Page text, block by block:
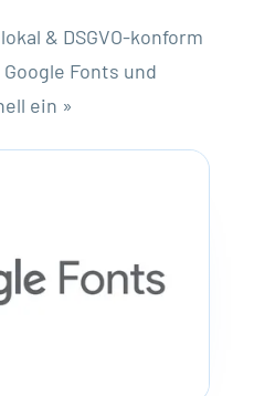
& DSGVO-konform
Fonts und
ein »